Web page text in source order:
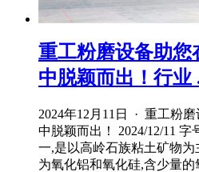
重工粉磨设备助您
中脱颖而出！行业
2024年12月11日 · 重工粉
中脱颖而出！ 2024/12/11
一,是以高岭石族粘土矿物
为氧化铝和氧化硅,含少量